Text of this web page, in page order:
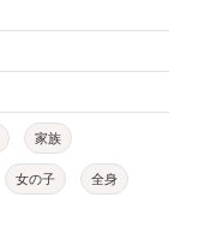
家族
女の子 全身